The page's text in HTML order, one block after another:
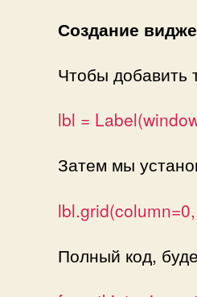
Создание
Чтобы
lbl =
Затем мы
Полный код,